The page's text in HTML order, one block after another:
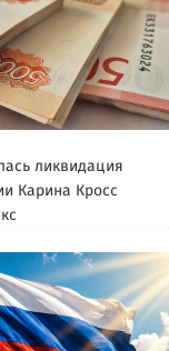
ликвидация
Карина Кросс